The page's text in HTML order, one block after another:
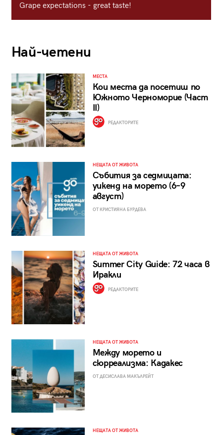
Grape expectations - great taste!
Най-четени
МЕСТА
Кои места да посетиш по
Южното Черноморие (Част
II)
РЕДАКТОРИТЕ
НЕЩАТА ОТ ЖИВОТА
Събития за седмицата:
уикенд на морето (6–9
август)
ОТ КРИСТИЯНА БУРДЕВА
НЕЩАТА ОТ ЖИВОТА
Summer City Guide: 72 часа в
Иракли
РЕДАКТОРИТЕ
НЕЩАТА ОТ ЖИВОТА
Между морето и
сюрреализма: Кадакес
ОТ ДЕСИСЛАВА МАКЪЛРЕЙТ
НЕЩАТА ОТ ЖИВОТА